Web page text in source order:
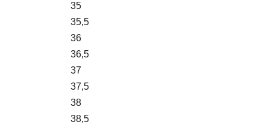
35
35,5
36
36,5
37
37,5
38
38,5